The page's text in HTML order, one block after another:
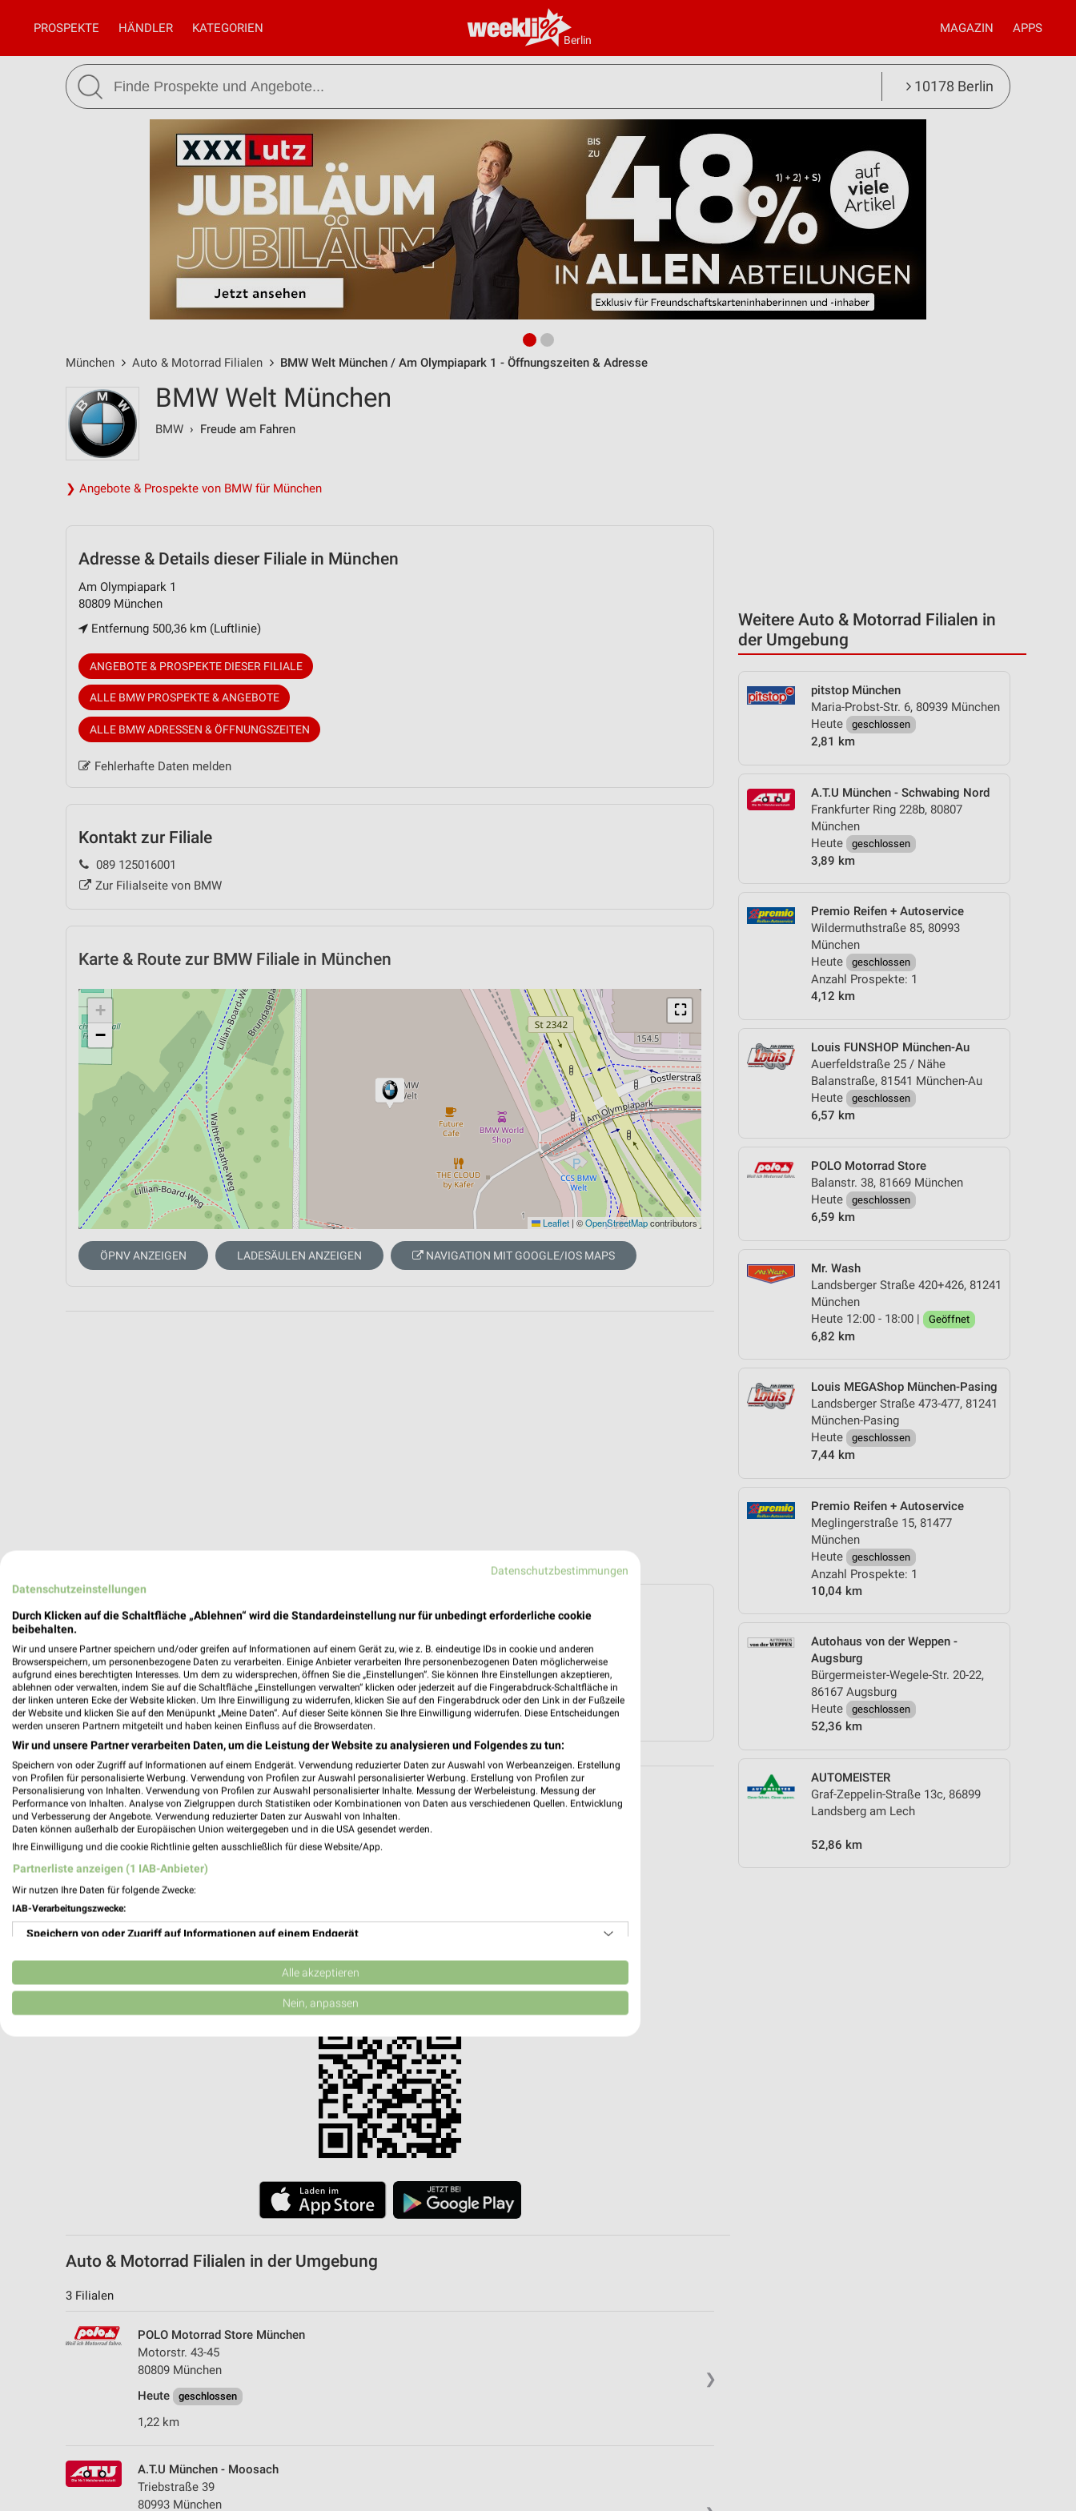
Berlin
PROSPEKTE HÄNDLER KATEGORIEN MAGAZIN APPS
10178 Berlin
München Auto & Motorrad Filialen BMW Welt München / Am Olympiapark 1 - Öffnungszeiten & Adresse
Weitere Auto & Motorrad Filialen in
der Umgebung
pitstop München
Maria-Probst-Str. 6, 80939 München
Heute
geschlossen
2,81 km
A.T.U München - Schwabing Nord
Frankfurter Ring 228b, 80807
München
Heute
geschlossen
3,89 km
Premio Reifen + Autoservice
Wildermuthstraße 85, 80993
München
Heute
geschlossen
Anzahl Prospekte: 1
4,12 km
Louis FUNSHOP München-Au
Auerfeldstraße 25 / Nähe
Balanstraße, 81541 München-Au
Heute
geschlossen
6,57 km
POLO Motorrad Store
Balanstr. 38, 81669 München
Heute
geschlossen
6,59 km
Mr. Wash
Landsberger Straße 420+426, 81241
München
Heute 12:00 - 18:00 |
Geöffnet
6,82 km
Louis MEGAShop München-Pasing
Landsberger Straße 473-477, 81241
München-Pasing
Heute
geschlossen
7,44 km
Premio Reifen + Autoservice
Meglingerstraße 15, 81477
München
Heute
geschlossen
Anzahl Prospekte: 1
10,04 km
Autohaus von der Weppen -
Augsburg
Bürgermeister-Wegele-Str. 20-22,
86167 Augsburg
Heute
geschlossen
52,36 km
AUTOMEISTER
Graf-Zeppelin-Straße 13c, 86899
Landsberg am Lech
52,86 km
BMW Welt München
BMW › Freude am Fahren
❯ Angebote & Prospekte von BMW für München
Adresse & Details dieser Filiale in München
Am Olympiapark 1
80809 München
Entfernung 500,36 km (Luftlinie)
ANGEBOTE & PROSPEKTE DIESER FILIALE
ALLE BMW PROSPEKTE & ANGEBOTE
ALLE BMW ADRESSEN & ÖFFNUNGSZEITEN
Fehlerhafte Daten melden
Kontakt zur Filiale
089 125016001
Zur Filialseite von BMW
Karte & Route zur BMW Filiale in München
⛶
+
−
Leaflet | ©OpenStreetMapcontributors
ÖPNV ANZEIGEN LADESÄULEN ANZEIGEN NAVIGATION MIT GOOGLE/IOS MAPS
Aktuell keine Prospekte vorhanden.
ZUR HÄNDLER-WEBSEITE
WEITERE AUTO & MOTORRAD ANGEBOTE
weekli - Prospekte & Angebote App
Alle BMW Angebote immer griffbereit – mit der kostenlosen weekli App für iOS & Android.
✔Push-Benachrichtigungen bei neuen Prospekten
Nutze weekli auch mobil – App jetzt laden oder QR-Code scannen.
Auto & Motorrad Filialen in der Umgebung
3 Filialen
❯
POLO Motorrad Store München
Motorstr. 43-45
80809 München
Heute
geschlossen
1,22 km
A.T.U München - Moosach
Triebstraße 39
80993 München
Datenschutzbestimmungen
Datenschutzeinstellungen
Durch Klicken auf die Schaltfläche „Ablehnen“ wird die Standardeinstellung nur für unbedingt erforderliche cookie
beibehalten.
Wir und unsere Partner speichern und/oder greifen auf Informationen auf einem Gerät zu, wie z. B. eindeutige IDs in cookie und anderen
Browserspeichern, um personenbezogene Daten zu verarbeiten. Einige Anbieter verarbeiten Ihre personenbezogenen Daten möglicherweise
aufgrund eines berechtigten Interesses. Um dem zu widersprechen, öffnen Sie die „Einstellungen“. Sie können Ihre Einstellungen akzeptieren,
ablehnen oder verwalten, indem Sie auf die Schaltfläche „Einstellungen verwalten“ klicken oder jederzeit auf die Fingerabdruck-Schaltfläche in
der linken unteren Ecke der Website klicken. Um Ihre Einwilligung zu widerrufen, klicken Sie auf den Fingerabdruck oder den Link in der Fußzeile
der Website und klicken Sie auf den Menüpunkt „Meine Daten“. Auf dieser Seite können Sie Ihre Einwilligung widerrufen. Diese Entscheidungen
werden unseren Partnern mitgeteilt und haben keinen Einfluss auf die Browserdaten.
Wir und unsere Partner verarbeiten Daten, um die Leistung der Website zu analysieren und Folgendes zu tun:
Speichern von oder Zugriff auf Informationen auf einem Endgerät. Verwendung reduzierter Daten zur Auswahl von Werbeanzeigen. Erstellung
von Profilen für personalisierte Werbung. Verwendung von Profilen zur Auswahl personalisierter Werbung. Erstellung von Profilen zur
Personalisierung von Inhalten. Verwendung von Profilen zur Auswahl personalisierter Inhalte. Messung der Werbeleistung. Messung der
Performance von Inhalten. Analyse von Zielgruppen durch Statistiken oder Kombinationen von Daten aus verschiedenen Quellen. Entwicklung
und Verbesserung der Angebote. Verwendung reduzierter Daten zur Auswahl von Inhalten.
Daten können außerhalb der Europäischen Union weitergegeben und in die USA gesendet werden.
Ihre Einwilligung und die cookie Richtlinie gelten ausschließlich für diese Website/App.
Partnerliste anzeigen (1 IAB-Anbieter)
Wir nutzen Ihre Daten für folgende Zwecke:
IAB-Verarbeitungszwecke:
Speichern von oder Zugriff auf Informationen auf einem Endgerät
Verwendung reduzierter Daten zur Auswahl von Werbeanzeigen
Erstellung von Profilen für personalisierte Werbung
Verwendung von Profilen zur Auswahl personalisierter Inhalte
Analyse von Zielgruppen durch Statistiken oder Kombinationen von Daten aus verschiedenen
IAB-Besonderheiten:
Verwendung genauer Standortdaten
Geräte anhand von aktiv angeforderten Informationen identifizieren
Funktional
Alle akzeptieren
Nein, anpassen